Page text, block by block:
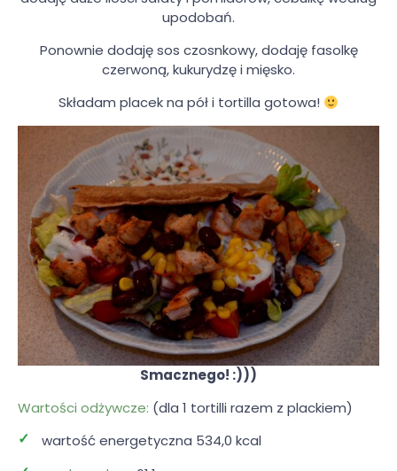
upodobań.
Ponownie dodaję sos czosnkowy, dodaję fasolkę
czerwoną, kukurydzę i mięsko.
Składam placek na pół i tortilla gotowa!
Smacznego! :)))
Wartości odżywcze: (dla 1 tortilli razem z plackiem)
wartość energetyczna 534,0 kcal